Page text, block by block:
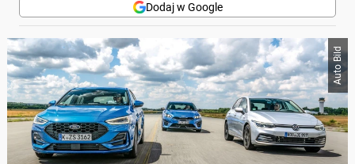
Dodaj w Google
Auto Bild